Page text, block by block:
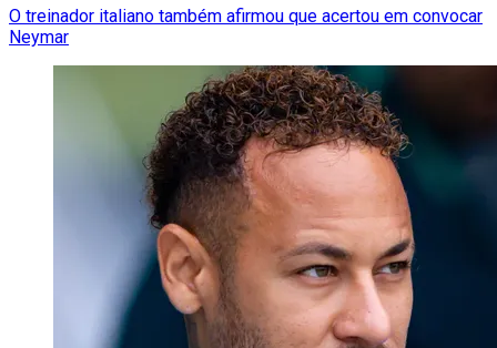
O treinador italiano também afirmou que acertou em convocar
Neymar